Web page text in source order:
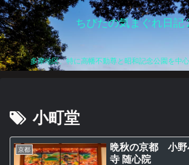
ちびたの気まぐれ日記
多摩地区、特に高幡不動尊と昭和記念公園を中
小町堂
京都
晩秋の京都 小野
寺 随心院